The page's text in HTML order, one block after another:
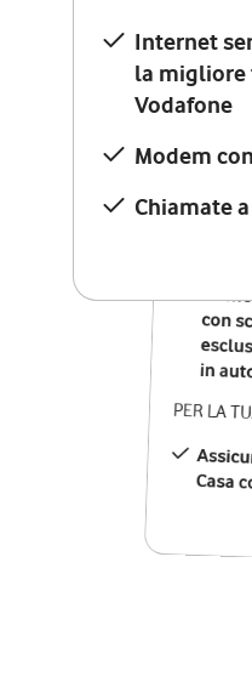
Internet
la migliore
Vodafone
Modem
Chiamate
la
12
con
in
PER LA
Casa